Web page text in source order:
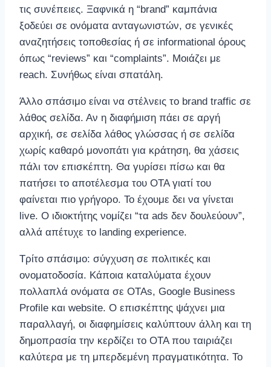
τις συνέπειες. Ξαφνικά η “brand” καμπάνια
ξοδεύει σε ονόματα ανταγωνιστών, σε γενικές
αναζητήσεις τοποθεσίας ή σε informational όρους
όπως “reviews” και “complaints”. Μοιάζει με
reach. Συνήθως είναι σπατάλη.
Άλλο σπάσιμο είναι να στέλνεις το brand traffic σε
λάθος σελίδα. Αν η διαφήμιση πάει σε αργή
αρχική, σε σελίδα λάθος γλώσσας ή σε σελίδα
χωρίς καθαρό μονοπάτι για κράτηση, θα χάσεις
πάλι τον επισκέπτη. Θα γυρίσει πίσω και θα
πατήσει το αποτέλεσμα του OTA γιατί του
φαίνεται πιο γρήγορο. Το έχουμε δει να γίνεται
live. Ο ιδιοκτήτης νομίζει “τα ads δεν δουλεύουν”,
αλλά απέτυχε το landing experience.
Τρίτο σπάσιμο: σύγχυση σε πολιτικές και
ονοματοδοσία. Κάποια καταλύματα έχουν
πολλαπλά ονόματα σε OTAs, Google Business
Profile και website. Ο επισκέπτης ψάχνει μια
παραλλαγή, οι διαφημίσεις καλύπτουν άλλη και τη
δημοπρασία την κερδίζει το OTA που ταιριάζει
καλύτερα με τη μπερδεμένη πραγματικότητα. Το